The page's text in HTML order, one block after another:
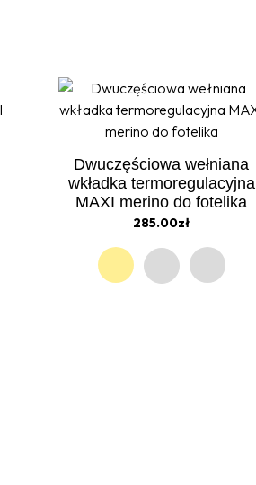
Dwuczęściowa wełniana
wkładka termoregulacyjna
MAXI merino do fotelika
285.00zł